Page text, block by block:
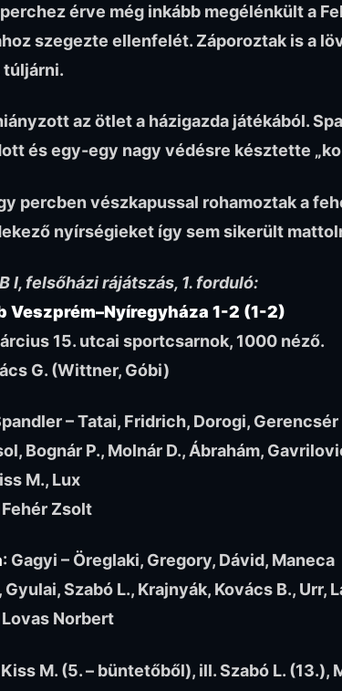
érve még inkább megélénkült a
szegezte ellenfelét. Záporoztak is a
az ötlet a házigazda játékából.
és egy-egy nagy védésre késztette
percben vészkapussal rohamoztak a
nyírségieket így sem sikerült
I, felsőházi rájátszás, 1. forduló:
Veszprém–Nyíregyháza 1-2 (1-2)
15. utcai sportcsarnok, 1000 néző.
G. (Wittner, Góbi)
– Tatai, Fridrich, Dorogi, Gerencsér
Bognár P., Molnár D., Ábrahám,
M., Lux
Zsolt
: Gagyi – Öreglaki, Gregory, Dávid, Maneca
Szabó L., Krajnyák, Kovács B., Urr,
Norbert
M. (5. – büntetőből), ill. Szabó L. (13.),